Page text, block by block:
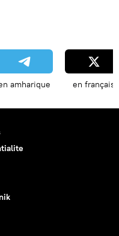
amharique en français